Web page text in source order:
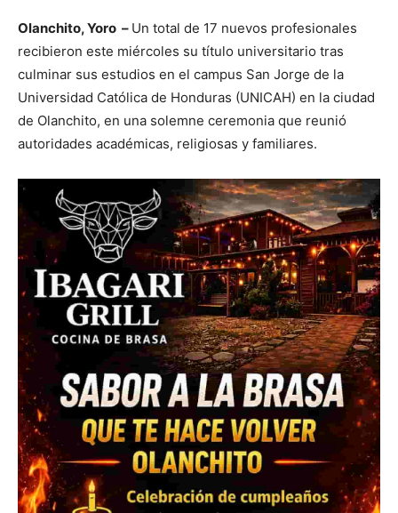
Olanchito, Yoro – Un total de 17 nuevos profesionales
recibieron este miércoles su título universitario tras
culminar sus estudios en el campus San Jorge de la
Universidad Católica de Honduras (UNICAH) en la ciudad
de Olanchito, en una solemne ceremonia que reunió
autoridades académicas, religiosas y familiares.